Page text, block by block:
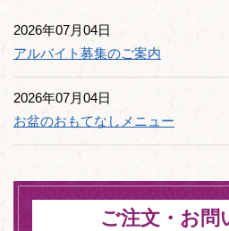
2026年07月04日
アルバイト募集のご案内
2026年07月04日
お盆のおもてなしメニュー
ご注文・お問